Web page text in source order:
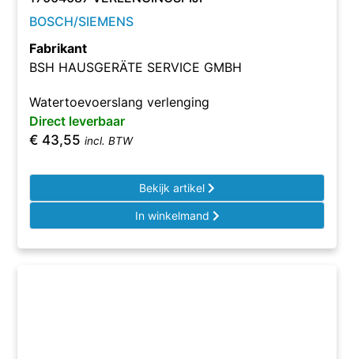
BOSCH/SIEMENS
Fabrikant
BSH HAUSGERÄTE SERVICE GMBH
Watertoevoerslang verlenging
Direct leverbaar
€ 43,55 incl. BTW
Bekijk artikel
In winkelmand